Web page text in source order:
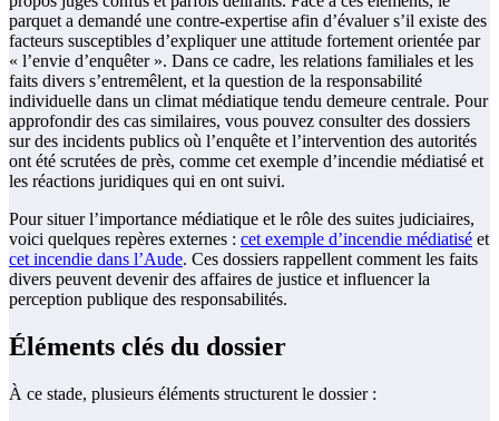
parquet a demandé une contre-expertise afin d’évaluer s’il existe des
facteurs susceptibles d’expliquer une attitude fortement orientée par
« l’envie d’enquêter ». Dans ce cadre, les relations familiales et les
faits divers s’entremêlent, et la question de la responsabilité
individuelle dans un climat médiatique tendu demeure centrale. Pour
approfondir des cas similaires, vous pouvez consulter des dossiers
sur des incidents publics où l’enquête et l’intervention des autorités
ont été scrutées de près, comme cet exemple d’incendie médiatisé et
les réactions juridiques qui en ont suivi.
Pour situer l’importance médiatique et le rôle des suites judiciaires,
voici quelques repères externes : cet exemple d’incendie médiatisé et
cet incendie dans l’Aude. Ces dossiers rappellent comment les faits
divers peuvent devenir des affaires de justice et influencer la
perception publique des responsabilités.
Éléments clés du dossier
À ce stade, plusieurs éléments structurent le dossier :